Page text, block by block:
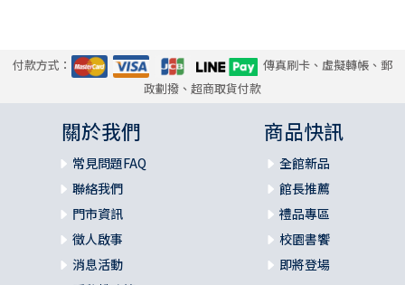
付款方式：
傳真刷卡、虛擬轉帳、郵
政劃撥、超商取貨付款
關於我們
常見問題FAQ
聯絡我們
門市資訊
徵人啟事
消息活動
商品快訊
全館新品
館長推薦
禮品專區
校園書饗
即將登場